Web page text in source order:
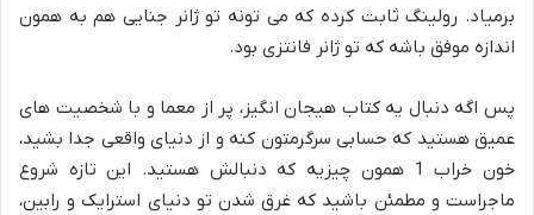
برمیاد. رولینگ ثابت کرده که می تونه تو ژانر جنایی هم به همون
اندازه موفق باشه که تو ژانر فانتزی بود.
پس اگه دنبال یه کتاب هیجان انگیز، پر از معما و با شخصیت های
عمیق هستید که حسابی سرگرمتون کنه و از دنیای واقعی جدا بشید،
خون خراب 1 همون چیزیه که دنبالش هستید. این تازه شروع
ماجراست و مطمئن باشید که غرق شدن تو دنیای استرایک و رابین،